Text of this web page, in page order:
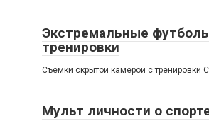
Экстремальные
тренировки
Съемки скрытой камерой с тренировки
Мульт личности о